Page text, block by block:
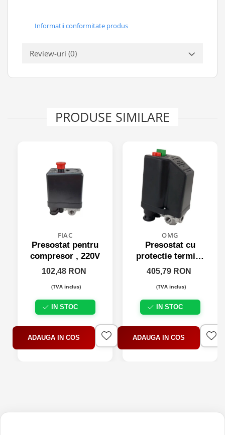
Informatii conformitate produs
Review-uri (0)
PRODUSE SIMILARE
FIAC
Presostat pentru
compresor , 220V
102,48 RON
(TVA inclus)
IN STOC
ADAUGA IN COS
OMG
Presostat cu
protectie termica
6.3-10 Amp, 380V
405,79 RON
(TVA inclus)
IN STOC
ADAUGA IN COS